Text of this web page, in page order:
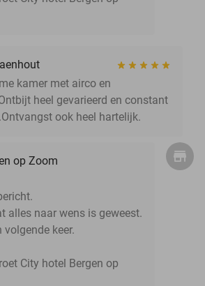
kamer met airco en
heel gevarieerd en constant
ook heel hartelijk.
op Zoom
alles naar wens is geweest.
keer.
City hotel Bergen op